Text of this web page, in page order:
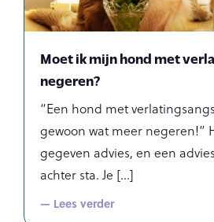
Moet ik mijn hond met
negeren?
“Een hond met
gewoon wat meer negeren!”
gegeven advies, en een
achter sta. Je
— Lees verder